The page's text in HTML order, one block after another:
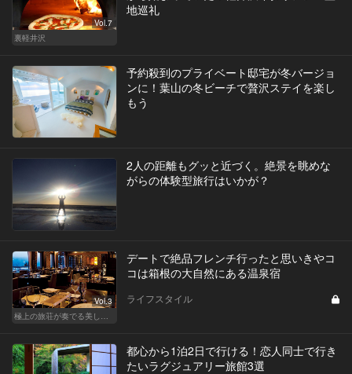
Vol.7
裏軽井沢
地巡礼
予約殺到のプライベート邸宅が冬バージョ
ンに！葉山の冬ビーチで贅沢ステイを楽し
もう
2人の距離もグッと近づく。絶景を眺めな
がらの体験型旅行はいかが？
Vol.3
極上の旅荘が奏でる美しき寛ぎ
デートで絶品フレンチ行ったと思いきやコ
コは箱根の大自然にある温泉宿
ライフスタイル
都心から1泊2日で行ける！恋人同士で行き
たいラグジュアリー旅館3選